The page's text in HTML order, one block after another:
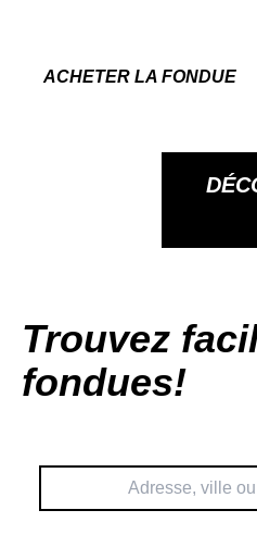
ACHETER LA FONDUE
Trouvez
fondues!